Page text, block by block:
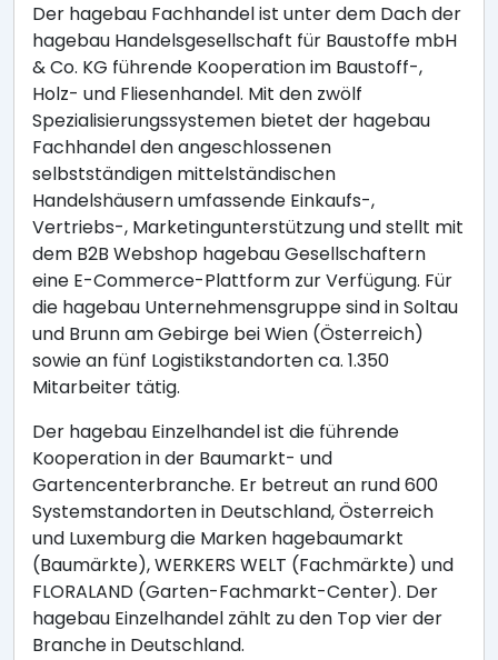
Der hagebau Fachhandel ist unter dem Dach der
hagebau Handelsgesellschaft für Baustoffe mbH
& Co. KG führende Kooperation im Baustoff-,
Holz- und Fliesenhandel. Mit den zwölf
Spezialisierungssystemen bietet der hagebau
Fachhandel den angeschlossenen
selbstständigen mittelständischen
Handelshäusern umfassende Einkaufs-,
Vertriebs-, Marketingunterstützung und stellt mit
dem B2B Webshop hagebau Gesellschaftern
eine E-Commerce-Plattform zur Verfügung. Für
die hagebau Unternehmensgruppe sind in Soltau
und Brunn am Gebirge bei Wien (Österreich)
sowie an fünf Logistikstandorten ca. 1.350
Mitarbeiter tätig.
Der hagebau Einzelhandel ist die führende
Kooperation in der Baumarkt- und
Gartencenterbranche. Er betreut an rund 600
Systemstandorten in Deutschland, Österreich
und Luxemburg die Marken hagebaumarkt
(Baumärkte), WERKERS WELT (Fachmärkte) und
FLORALAND (Garten-Fachmarkt-Center). Der
hagebau Einzelhandel zählt zu den Top vier der
Branche in Deutschland.